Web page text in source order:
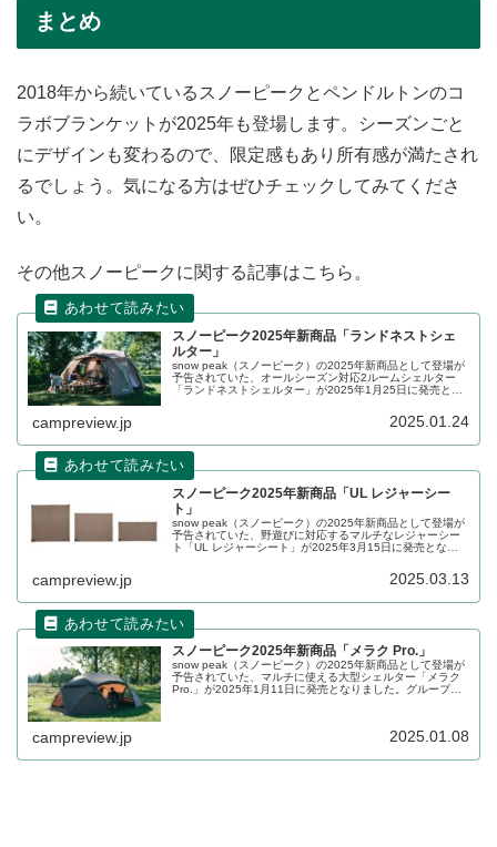
まとめ
2018年から続いているスノーピークとペンドルトンのコ
ラボブランケットが2025年も登場します。シーズンごと
にデザインも変わるので、限定感もあり所有感が満たされ
るでしょう。気になる方はぜひチェックしてみてくださ
い。
その他スノーピークに関する記事はこちら。
スノーピーク2025年新商品「ランドネストシェ
ルター」
snow peak（スノーピーク）の2025年新商品として登場が
予告されていた、オールシーズン対応2ルームシェルター
「ランドネストシェルター」が2025年1月25日に発売とな
人でも広々と使える2ルームシェルターで、大型シェルター
としても活用できます。詳細をレビューします。
campreview.jp 2025.01.24
スノーピーク2025年新商品「UL レジャーシー
ト」
snow peak（スノーピーク）の2025年新商品として登場が
予告されていた、野遊びに対応するマルチなレジャーシー
ト「UL レジャーシート」が2025年3月15日に発売となり
水性と撥水性を強化したレジャーシートです。詳細をレビ
campreview.jp 2025.03.13
スノーピーク2025年新商品「メラク Pro.」
snow peak（スノーピーク）の2025年新商品として登場が
予告されていた、マルチに使える大型シェルター「メラク
Pro.」が2025年1月11日に発売となりました。グループで
campreview.jp 2025.01.08